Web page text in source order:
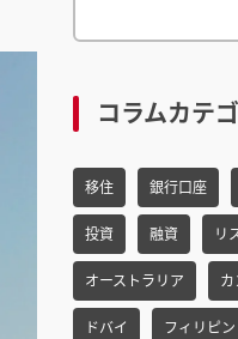
e
r
c
h
f
r:
コラムカテ
移住 銀行口座
投資 融資 リ
オーストラリア
ドバイ フィリピン